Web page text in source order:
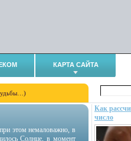
КАРТА САЙТА
Как
число
при этом немаловажно, в
Солнце, в момент